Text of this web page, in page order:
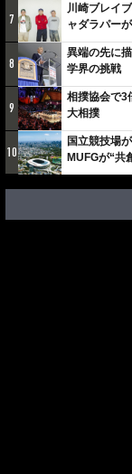
7
川崎ブレイ
ャダラパー
しみでしか
8
異端の先に
学界の挑戦
9
相撲協会で3
大相撲
10
国立競技場
MUFGが“共